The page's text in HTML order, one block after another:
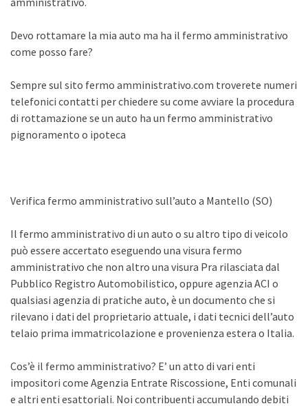
Devo rottamare la mia auto ma ha il fermo amministrativo
come posso fare?
Sempre sul sito fermo amministrativo.com troverete numeri
telefonici contatti per chiedere su come avviare la procedura
di rottamazione se un auto ha un fermo amministrativo
pignoramento o ipoteca
Verifica fermo amministrativo sull’auto a Mantello (SO)
Il fermo amministrativo di un auto o su altro tipo di veicolo
può essere accertato eseguendo una visura fermo
amministrativo che non altro una visura Pra rilasciata dal
Pubblico Registro Automobilistico, oppure agenzia ACI o
qualsiasi agenzia di pratiche auto, è un documento che si
rilevano i dati del proprietario attuale, i dati tecnici dell’auto
telaio prima immatricolazione e provenienza estera o Italia.
Cos’è il fermo amministrativo? E’ un atto di vari enti
impositori come Agenzia Entrate Riscossione, Enti comunali
e altri enti esattoriali. Noi contribuenti accumulando debiti